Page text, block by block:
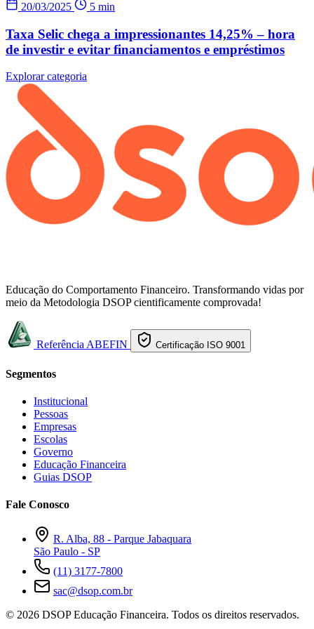
20/03/2025 5 min
Taxa Selic chega a impressionantes 14,25% – hora
de investir e evitar financiamentos e empréstimos
Explorar categoria
Educação do Comportamento Financeiro. Transformando vidas por
meio da Metodologia DSOP cientificamente comprovada!
Referência ABEFIN Certificação ISO 9001
Segmentos
Institucional
Pessoas
Empresas
Escolas
Governo
Educação Financeira
Guias DSOP
Fale Conosco
R. Alba, 88 - Parque Jabaquara
São Paulo - SP
(11) 3177-7800
sac@dsop.com.br
© 2026 DSOP Educação Financeira. Todos os direitos reservados.